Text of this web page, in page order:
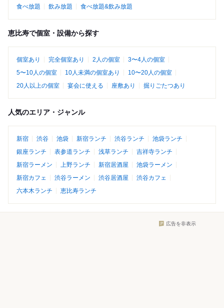
食べ放題
飲み放題 食べ放題&飲み放題
恵比寿で個室・設備から探す
個室あり 完全個室あり 2人の個室
3〜4人の個室
5〜10人の個室
10人未満の個室あり
10〜20人の個室
20人以上の個室
宴会に使える 座敷あり 掘りごたつあり
人気のエリア・ジャンル
新宿 渋谷 池袋 新宿ランチ 渋谷ランチ
池袋ランチ
銀座ランチ
表参道ランチ 浅草ランチ
吉祥寺ランチ
新宿ラーメン
上野ランチ 新宿居酒屋
池袋ラーメン
新宿カフェ
渋谷ラーメン 渋谷居酒屋
渋谷カフェ
六本木ランチ
恵比寿ランチ
広告を非表示